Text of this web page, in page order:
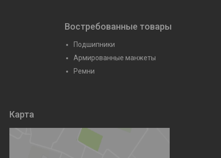
Востребованные товары
Подшипники
Армированные манжеты
Ремни
Карта